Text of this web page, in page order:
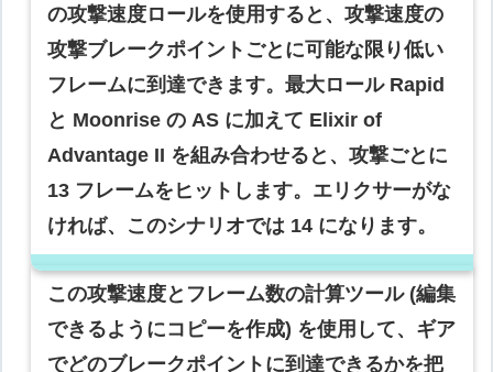
の攻撃速度ロールを使用すると、攻撃速度の
攻撃ブレークポイントごとに可能な限り低い
フレームに到達できます。最大ロール Rapid
と Moonrise の AS に加えて Elixir of
Advantage II を組み合わせると、攻撃ごとに
13 フレームをヒットします。エリクサーがな
ければ、このシナリオでは 14 になります。
この攻撃速度とフレーム数の計算ツール (編集
できるようにコピーを作成) を使用して、ギア
でどのブレークポイントに到達できるかを把